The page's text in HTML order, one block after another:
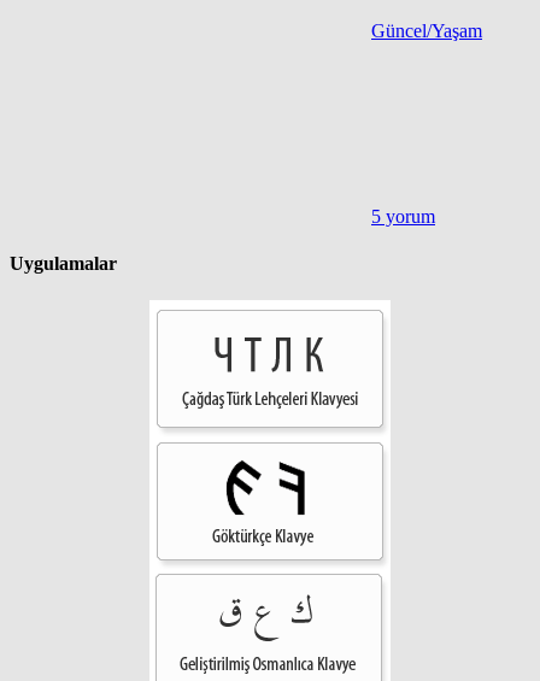
Güncel/Yaşam
5 yorum
Uygulamalar